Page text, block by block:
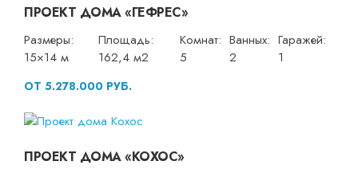
ПРОЕКТ ДОМА «ГЕФРЕС»
Размеры:
15×14 м
Площадь:
162,4 м2
Комнат:
5
Ванных:
2
Гаражей:
1
ОТ 5.278.000 РУБ.
ПРОЕКТ ДОМА «КОХОС»